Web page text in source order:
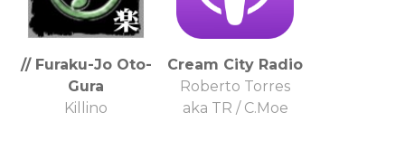
// Furaku-Jo Oto-
Gura
Killino
Cream City Radio
Roberto Torres
aka TR / C.Moe